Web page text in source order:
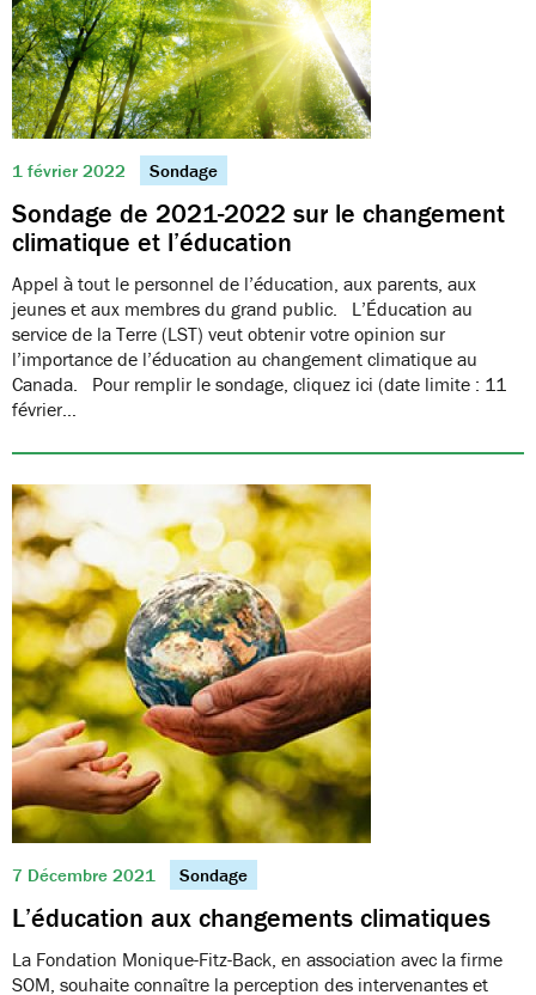
1 février 2022 Sondage
Sondage de 2021-2022 sur le changement
climatique et l’éducation
Appel à tout le personnel de l’éducation, aux parents, aux
jeunes et aux membres du grand public. L’Éducation au
service de la Terre (LST) veut obtenir votre opinion sur
l’importance de l’éducation au changement climatique au
Canada. Pour remplir le sondage, cliquez ici (date limite : 11
février…
7 Décembre 2021 Sondage
L’éducation aux changements climatiques
La Fondation Monique-Fitz-Back, en association avec la firme
SOM, souhaite connaître la perception des intervenantes et